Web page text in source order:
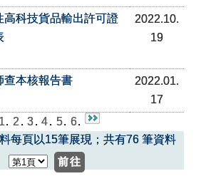
高科技貨品輸出許可證
2022.10.
19
查本核報告書
2022.01.
17
1. 2 . 3. 4. 5. 6.
每頁以15筆展現；共有76 筆資料